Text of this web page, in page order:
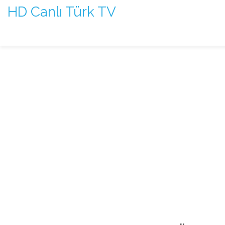
HD Canlı Türk TV